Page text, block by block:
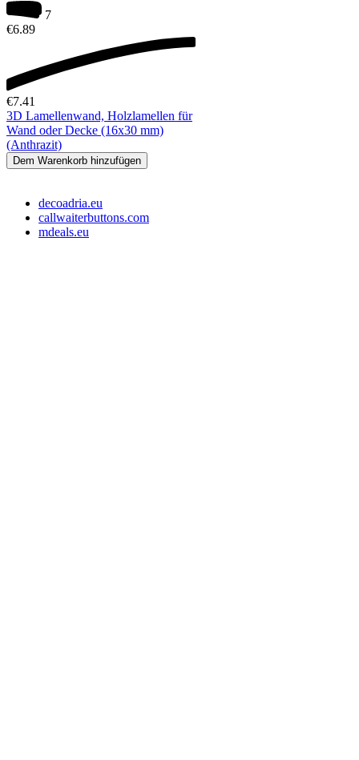
7
€6.89
€7.41
3D Lamellenwand, Holzlamellen für
Wand oder Decke (16x30 mm)
(Anthrazit)
Dem Warenkorb hinzufügen
decoadria.eu
callwaiterbuttons.com
mdeals.eu